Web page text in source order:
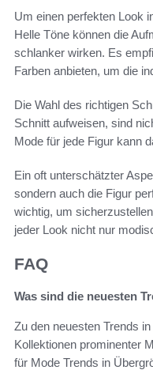
Um einen perfekten Look
Helle Töne können die
schlanker wirken. Es
Farben anbieten, um die
Die Wahl des richtigen
Schnitt aufweisen, sind
Mode für jede Figur kann
Ein oft unterschätzter
sondern auch die Figur
wichtig, um
jeder Look nicht nur
FAQ
Was sind die neuesten
Zu den neuesten Trends
Kollektionen prominenter
für Mode Trends in